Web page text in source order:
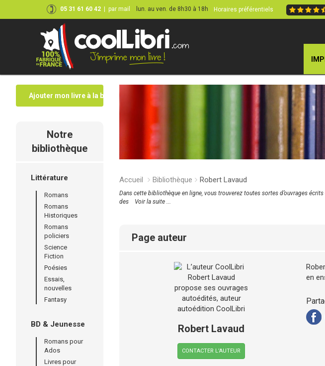
05 31 61 60 42 par mail lun. au ven. de 8h30 à 18h Horaires préférentiels
Ajouter mon livre à la bibliothèque
Notre
bibliothèque
Littérature
Romans
Romans
Historiques
Romans
policiers
Science
Fiction
Poésies
Essais,
nouvelles
Fantasy
BD & Jeunesse
Romans pour
Ados
Livres pour
Accueil Bibliothèque Robert Lavaud
Dans cette bibliothèque en ligne, vous trouverez toutes sortes d’ouvrages
des
Voir la suite ...
page auteur
Robert Lavaud
CONTACTER L’AUTEUR
en